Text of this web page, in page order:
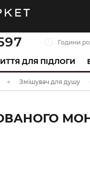
Години
ДЛЯ ПІДЛОГИ
Змішувач для душу